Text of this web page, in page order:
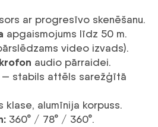
ar progresīvo skenēšanu.
apgaismojums līdz 50 m.
video izvads).
audio pārraidei.
— stabils attēls sarežģītā
klase, alumīnija korpuss.
360° / 78° / 360°.